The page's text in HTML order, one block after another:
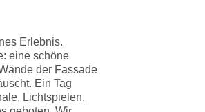
Erlebnis.
eine schöne
der Fassade
Ein Tag
Lichtspielen,